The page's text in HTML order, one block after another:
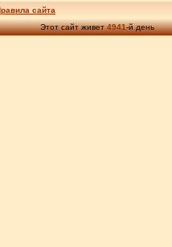
сайта
Этот сайт живет4941-й день